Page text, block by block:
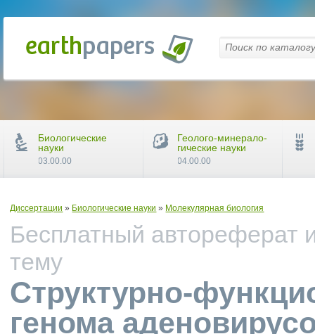
Диссертации » Биологические науки » Молекулярная биология
Бесплатный автореферат
тему
Структурно-
генома
Биологические
науки
03.00.00
Геолого-минерало-
гические науки
04.00.00